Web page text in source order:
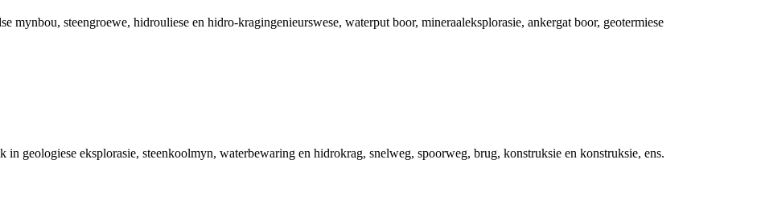
steengroewe, hidrouliese en hidro-kragingenieurswese, waterput boor, mineraaleksplorasie, ankergat boor, geotermiese
in geologiese eksplorasie, steenkoolmyn, waterbewaring en hidrokrag, snelweg, spoorweg, brug, konstruksie en konstruksie, ens.